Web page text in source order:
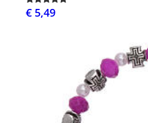
€ 5,49